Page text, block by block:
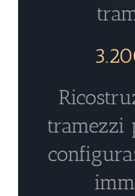
tramezzi